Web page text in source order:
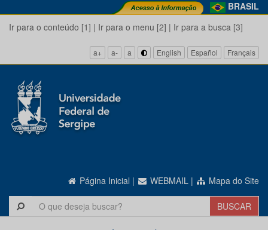
BRASIL
Ir para o conteúdo [1] | Ir para o menu [2] | Ir para a busca [3]
a+ a- a English Español Français
Página Inicial | WEBMAIL | Mapa do Site